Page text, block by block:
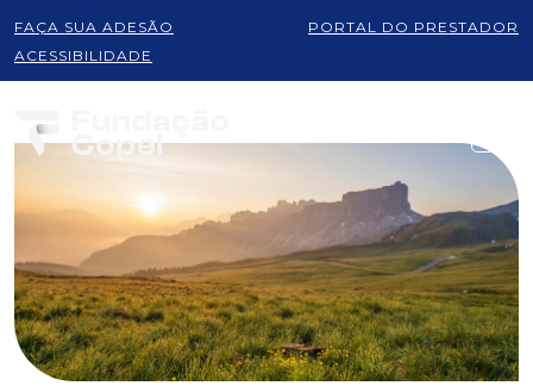
FAÇA SUA ADESÃO
PORTAL DO PRESTADOR
ACESSIBILIDADE